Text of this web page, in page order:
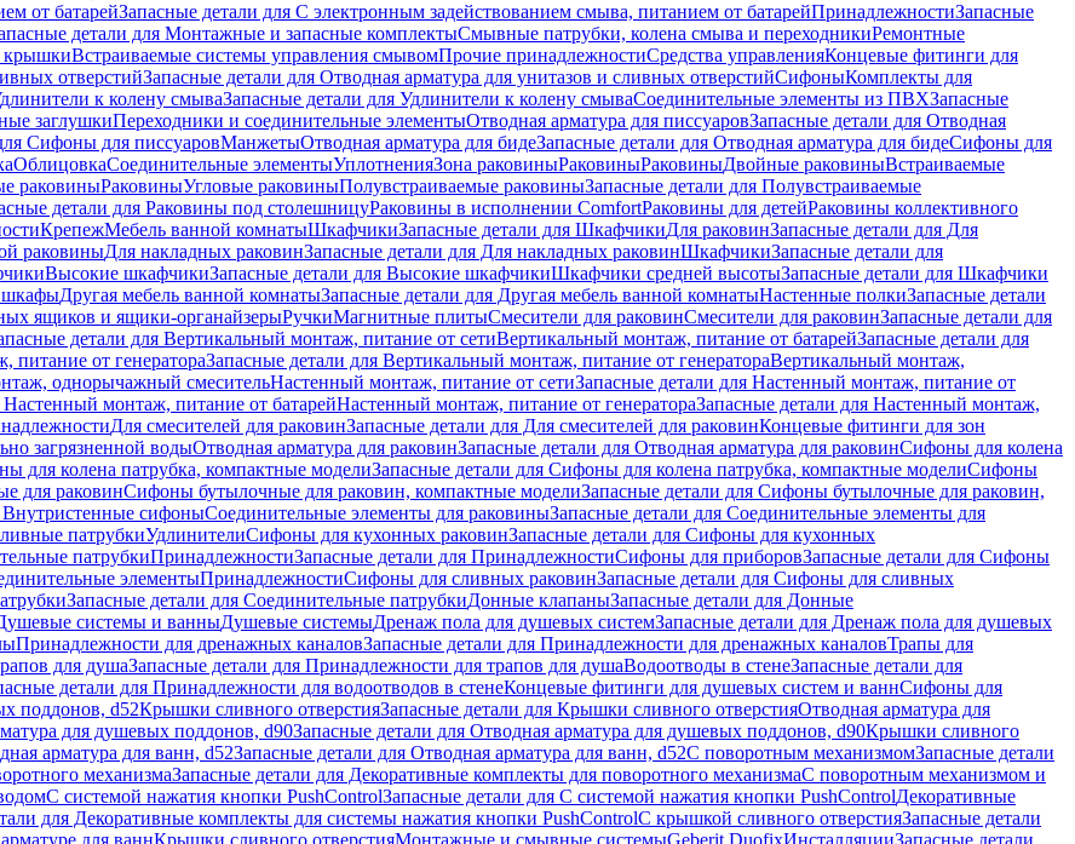
от батарейЗапасные детали для С электронным задействованием смыва, питанием от батарейПринадлежностиЗапасные
детали для Монтажные и запасные комплектыСмывные патрубки, колена смыва и переходникиРемонтные
крышкиВстраиваемые системы управления смывомПрочие принадлежностиСредства управленияКонцевые фитинги для
отверстийЗапасные детали для Отводная арматура для унитазов и сливных отверстийСифоныКомплекты для
к колену смываЗапасные детали для Удлинители к колену смываСоединительные элементы из ПВХЗапасные
заглушкиПереходники и соединительные элементыОтводная арматура для писсуаровЗапасные детали для Отводная
Cифоны для писсуаровМанжетыОтводная арматура для бидеЗапасные детали для Отводная арматура для бидеСифоны для
ОблицовкаСоединительные элементыУплотненияЗона раковиныРаковиныРаковиныДвойные раковиныВстраиваемые
раковиныРаковиныУгловые раковиныПолувстраиваемые раковиныЗапасные детали для Полувстраиваемые
детали для Раковины под столешницуРаковины в исполнении ComfortPаковины для детейРаковины коллективного
КрепежМебель ванной комнатыШкафчикиЗапасные детали для ШкафчикиДля раковинЗапасные детали для Для
раковиныДля накладных pаковинЗапасные детали для Для накладных pаковинШкафчикиЗапасные детали для
Высокие шкафчикиЗапасные детали для Высокие шкафчикиШкафчики средней высотыЗапасные детали для Шкафчики
шкафыДругая мебель ванной комнатыЗапасные детали для Другая мебель ванной комнатыНастенные полкиЗапасные детали
ящиков и ящики-органайзерыРучкиМагнитные плитыСмесители для раковинСмесители для раковинЗапасные детали для
детали для Вертикальный монтаж, питание от сетиВертикальный монтаж, питание от батарейЗапасные детали для
питание от генератораЗапасные детали для Вертикальный монтаж, питание от генератораВертикальный монтаж,
однорычажный смесительНастенный монтаж, питание от сетиЗапасные детали для Настенный монтаж, питание от
Настенный монтаж, питание от батарейНастенный монтаж, питание от генератораЗапасные детали для Настенный монтаж,
Для смесителей для раковинЗапасные детали для Для смесителей для раковинКонцевые фитинги для зон
загрязненной водыОтводная арматура для раковинЗапасные детали для Отводная арматура для раковинСифоны для колена
для колена патрубка, компактные моделиЗапасные детали для Сифоны для колена патрубка, компактные моделиСифоны
для раковинСифоны бутылочные для раковин, компактные моделиЗапасные детали для Сифоны бутылочные для раковин,
Внутристенные сифоныСоединительные элементы для раковиныЗапасные детали для Соединительные элементы для
патрубкиУдлинителиСифоны для кухонных раковинЗапасные детали для Сифоны для кухонных
патрубкиПринадлежностиЗапасные детали для ПринадлежностиСифоны для приборовЗапасные детали для Сифоны
элементыПринадлежностиСифоны для сливных раковинЗапасные детали для Сифоны для сливных
Запасные детали для Соединительные патрубкиДонные клапаныЗапасные детали для Донные
системы и ванныДушевые системыДренаж пола для душевых системЗапасные детали для Дренаж пола для душевых
Принадлежности для дренажных каналовЗапасные детали для Принадлежности для дренажных каналовТрапы для
для душаЗапасные детали для Принадлежности для трапов для душаВодоотводы в стенеЗапасные детали для
детали для Принадлежности для водоотводов в стенеКонцевые фитинги для душевых систем и ваннСифоны для
поддонов, d52Крышки сливного отверстияЗапасные детали для Крышки сливного отверстияОтводная арматура для
для душевых поддонов, d90Запасные детали для Отводная арматура для душевых поддонов, d90Крышки сливного
арматура для ванн, d52Запасные детали для Отводная арматура для ванн, d52С поворотным механизмомЗапасные детали
механизмаЗапасные детали для Декоративные комплекты для поворотного механизмаС поворотным механизмом и
С системой нажатия кнопки PushControlЗапасные детали для С системой нажатия кнопки PushControlДекоративные
для Декоративные комплекты для системы нажатия кнопки PushControlС крышкой сливного отверстияЗапасные детали
для ваннКрышки сливного отверстияМонтажные и смывные системыGeberit DuofixИнсталляцииЗапасные детали